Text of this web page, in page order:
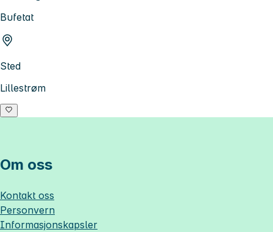
Bufetat
Sted
Lillestrøm
Om oss
Kontakt oss
Personvern
Informasjonskapsler